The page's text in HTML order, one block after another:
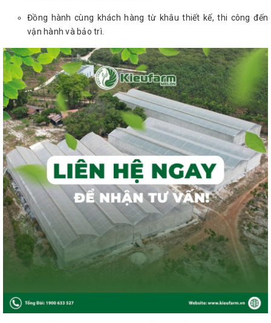
Đồng hành cùng khách hàng từ khâu thiết kế, thi công đến
vận hành và bảo trì.